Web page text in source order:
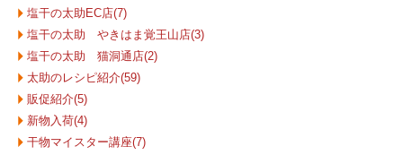
塩干の太助EC店(7)
塩干の太助 やきはま覚王山店(3)
塩干の太助 猫洞通店(2)
太助のレシピ紹介(59)
販促紹介(5)
新物入荷(4)
干物マイスター講座(7)